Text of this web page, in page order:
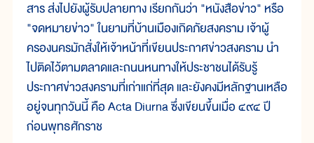
สาร ส่งไปยังผู้รับปลายทาง เรียกกันว่า "หนังสือข่าว" หรือ
"จดหมายข่าว" ในยามที่บ้านเมืองเกิดภัยสงคราม เจ้าผู้
ครองนครมักสั่งให้เจ้าหน้าที่เขียนประกาศข่าวสงคราม นำ
ไปติดไว้ตามตลาดและถนนหนทางให้ประชาชนได้รับรู้
ประกาศข่าวสงครามที่เก่าแก่ที่สุด และยังคงมีหลักฐานเหลือ
อยู่จนทุกวันนี้ คือ Acta Diurna ซึ่งเขียนขึ้นเมื่อ ๔๙๔ ปี
ก่อนพุทธศักราช